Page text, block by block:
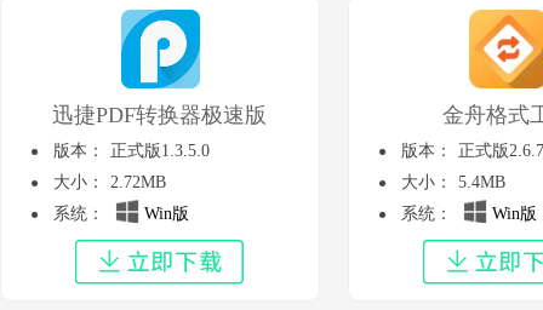
迅捷PDF转换器极速版
版本：
正式版1.3.5.0
大小：
2.72MB
系统：
Win版
金舟格式
版本：
正式版2.6.7
大小：
5.4MB
系统：
Win版